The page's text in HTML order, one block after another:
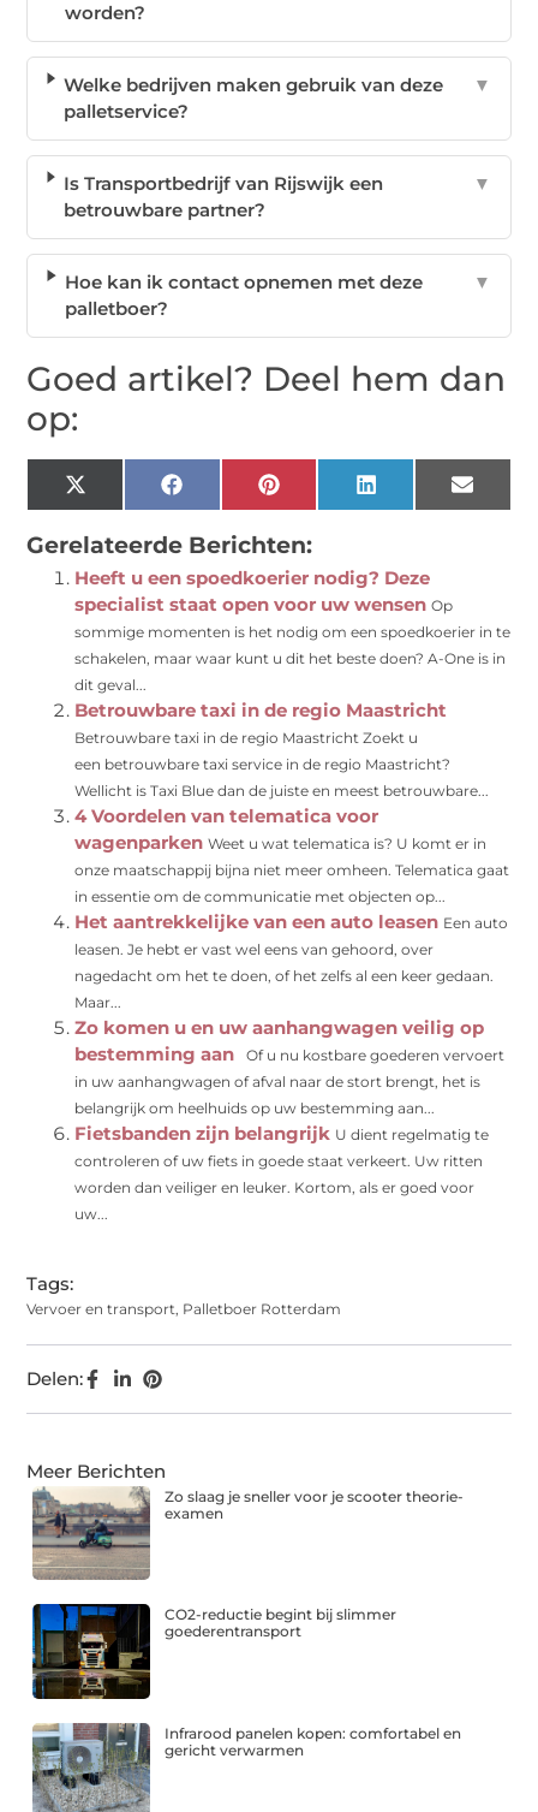
worden?
Welke bedrijven maken gebruik van deze
palletservice?
▼
Is Transportbedrijf van Rijswijk een
betrouwbare partner?
▼
Hoe kan ik contact opnemen met deze
palletboer?
▼
Goed artikel? Deel hem dan
op:
X
(Twitter)
Facebook Pinterest LinkedIn Email
Gerelateerde Berichten:
Heeft u een spoedkoerier nodig? Deze
specialist staat open voor uw wensen Op
sommige momenten is het nodig om een spoedkoerier in te
schakelen, maar waar kunt u dit het beste doen? A-One is in
dit geval...
Betrouwbare taxi in de regio Maastricht
Betrouwbare taxi in de regio Maastricht Zoekt u
een betrouwbare taxi service in de regio Maastricht?
Wellicht is Taxi Blue dan de juiste en meest betrouwbare...
4 Voordelen van telematica voor
wagenparken Weet u wat telematica is? U komt er in
onze maatschappij bijna niet meer omheen. Telematica gaat
in essentie om de communicatie met objecten op...
Het aantrekkelijke van een auto leasen Een auto
leasen. Je hebt er vast wel eens van gehoord, over
nagedacht om het te doen, of het zelfs al een keer gedaan.
Maar...
Zo komen u en uw aanhangwagen veilig op
bestemming aan
Of u nu kostbare goederen vervoert
in uw aanhangwagen of afval naar de stort brengt, het is
belangrijk om heelhuids op uw bestemming aan...
Fietsbanden zijn belangrijk U dient regelmatig te
controleren of uw fiets in goede staat verkeert. Uw ritten
worden dan veiliger en leuker. Kortom, als er goed voor
uw...
Tags:
Vervoer en transport, Palletboer Rotterdam
Delen:
Meer Berichten
Zo slaag je sneller voor je scooter theorie-
examen
CO2-reductie begint bij slimmer
goederentransport
Infrarood panelen kopen: comfortabel en
gericht verwarmen